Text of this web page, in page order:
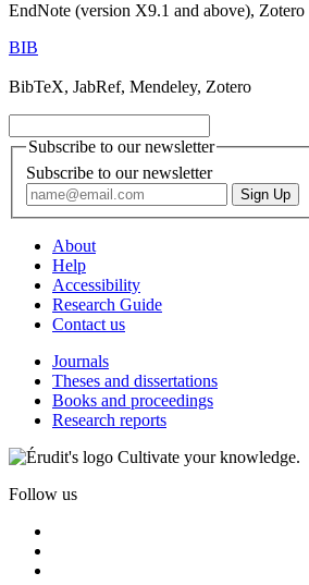
EndNote (version X9.1 and above), Zotero
BIB
BibTeX, JabRef, Mendeley, Zotero
Subscribe to our newsletter
Subscribe to our newsletter
About
Help
Accessibility
Research Guide
Contact us
Journals
Theses and dissertations
Books and proceedings
Research reports
Cultivate your knowledge.
Follow us